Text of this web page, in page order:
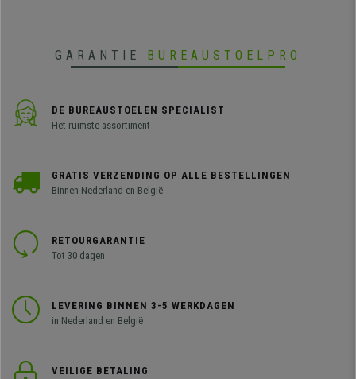
GARANTIE BUREAUSTOELPRO
DE BUREAUSTOELEN SPECIALIST
Het ruimste assortiment
GRATIS VERZENDING OP ALLE BESTELLINGEN
Binnen Nederland en België
RETOURGARANTIE
Tot 30 dagen
LEVERING BINNEN 3-5 WERKDAGEN
in Nederland en België
VEILIGE BETALING